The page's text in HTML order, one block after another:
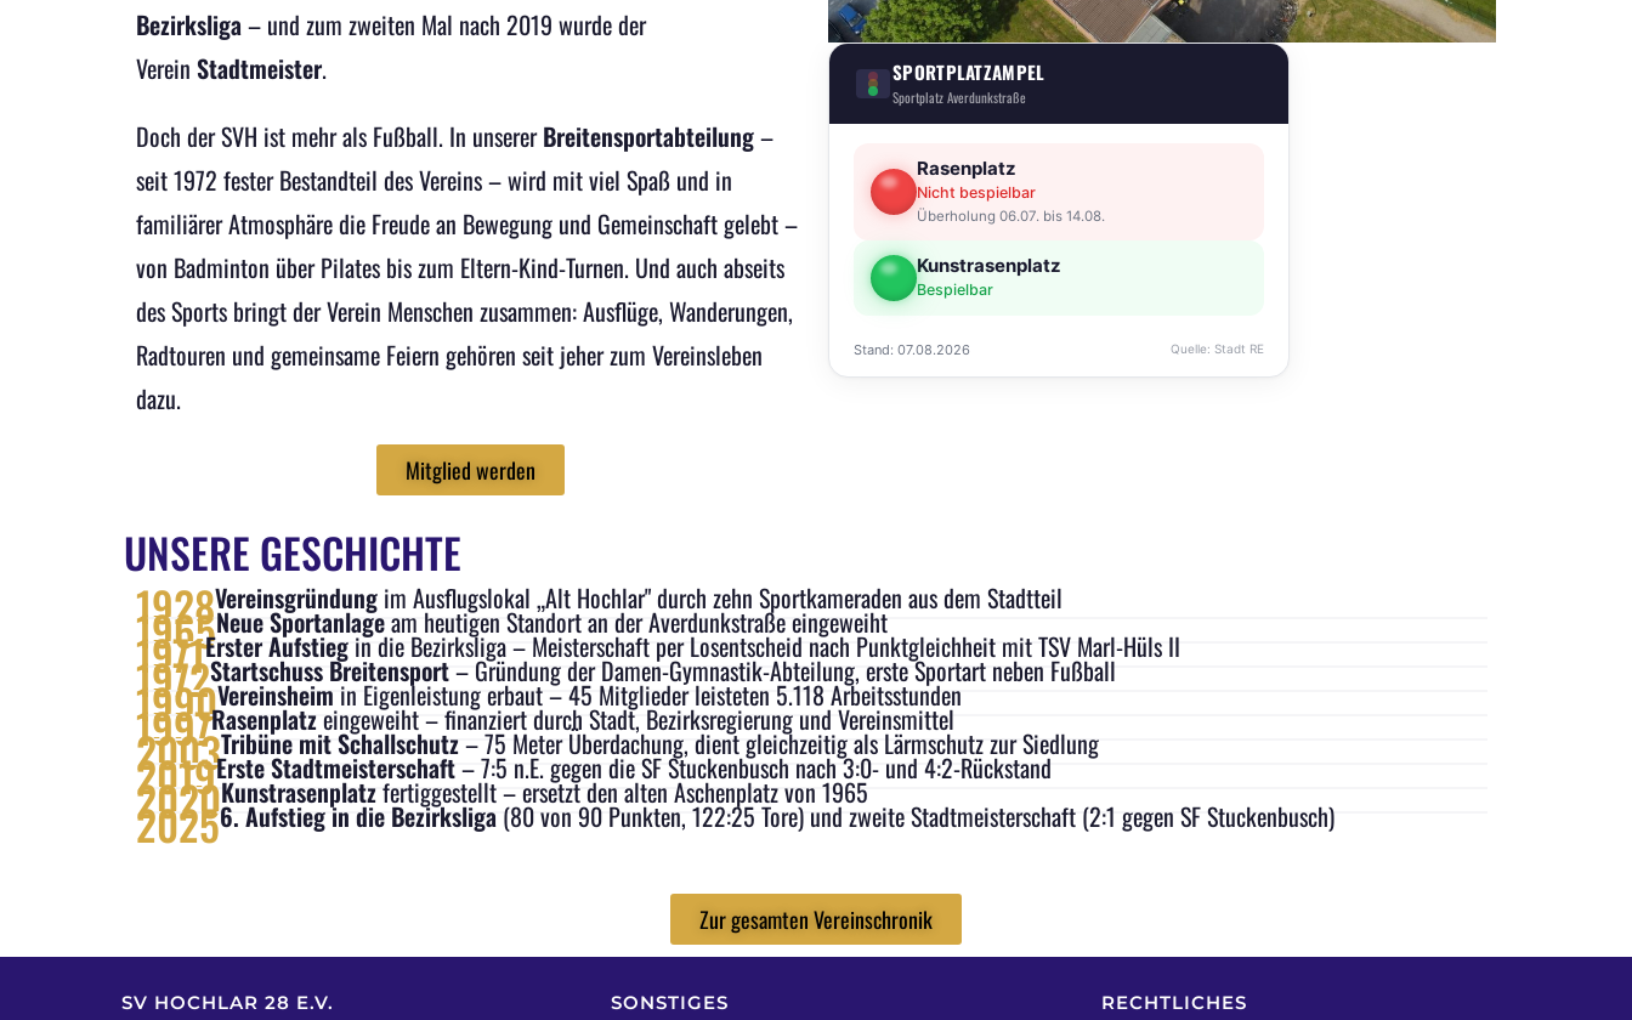
Bezirksliga– und zum zweiten Mal nach 2019 wurde der
Verein Stadtmeister.
Doch der SVH ist mehr als Fußball. In unsererBreitensportabteilung–
seit 1972 fester Bestandteil des Vereins – wird mit viel Spaß und in
familiärer Atmosphäre die Freude an Bewegung und Gemeinschaft gelebt –
von Badminton über Pilates bis zum Eltern-Kind-Turnen. Und auch abseits
des Sports bringt der Verein Menschen zusammen: Ausflüge, Wanderungen,
Radtouren und gemeinsame Feiern gehören seit jeher zum Vereinsleben
dazu.
Mitglied werden
SPORTPLATZAMPEL
Sportplatz Averdunkstraße
Rasenplatz
Nicht bespielbar
Überholung 06.07. bis 14.08.
Kunstrasenplatz
Bespielbar
Stand: 07.08.2026 Quelle: Stadt RE
UNSERE GESCHICHTE
1928Vereinsgründung im Ausflugslokal „Alt Hochlar" durch zehn Sportkameraden aus dem Stadtteil
1965Neue Sportanlageam heutigen Standort an der Averdunkstraße eingeweiht
1971Erster Aufstiegin die Bezirksliga – Meisterschaft per Losentscheid nach Punktgleichheit mit TSV Marl-Hüls II
1972Startschuss Breitensport– Gründung der Damen-Gymnastik-Abteilung, erste Sportart neben Fußball
1990Vereinsheim in Eigenleistung erbaut – 45 Mitglieder leisteten 5.118 Arbeitsstunden
1997Rasenplatzeingeweiht – finanziert durch Stadt, Bezirksregierung und Vereinsmittel
2003Tribüne mit Schallschutz– 75 Meter Überdachung, dient gleichzeitig als Lärmschutz zur Siedlung
2019Erste Stadtmeisterschaft– 7:5 n.E. gegen die SF Stuckenbusch nach 3:0- und 4:2-Rückstand
2020Kunstrasenplatzfertiggestellt – ersetzt den alten Aschenplatz von 1965
20256. Aufstieg in die Bezirksliga (80 von 90 Punkten, 122:25 Tore) und zweite Stadtmeisterschaft (2:1 gegen SF Stuckenbusch)
Zur gesamten Vereinschronik
SV HOCHLAR 28 E.V. SONSTIGES RECHTLICHES